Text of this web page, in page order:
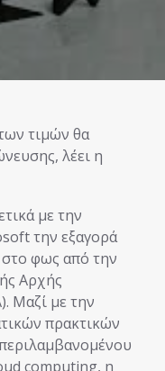
λέει η
με την
την εξαγορά
φως από την
Αρχής
Μαζί με την
πρακτικών
computing, η